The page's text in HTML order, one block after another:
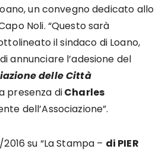
un convegno dedicato allo
Noli. “Questo sarà
il sindaco di Loano,
annunciare l’adesione del
delle Città
presenza diCharles
dell’Associazione”.
su “La Stampa – di PIER